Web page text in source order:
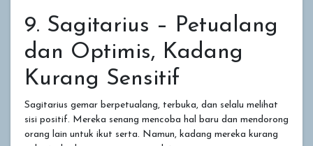
9. Sagitarius – Petualang
dan Optimis, Kadang
Kurang Sensitif
Sagitarius gemar berpetualang, terbuka, dan selalu melihat
sisi positif. Mereka senang mencoba hal baru dan mendorong
orang lain untuk ikut serta. Namun, kadang mereka kurang